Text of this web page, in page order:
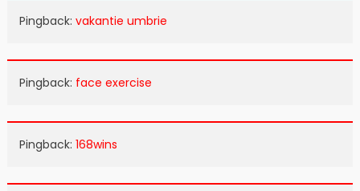
Pingback: vakantie umbrie
Pingback: face exercise
Pingback: 168wins